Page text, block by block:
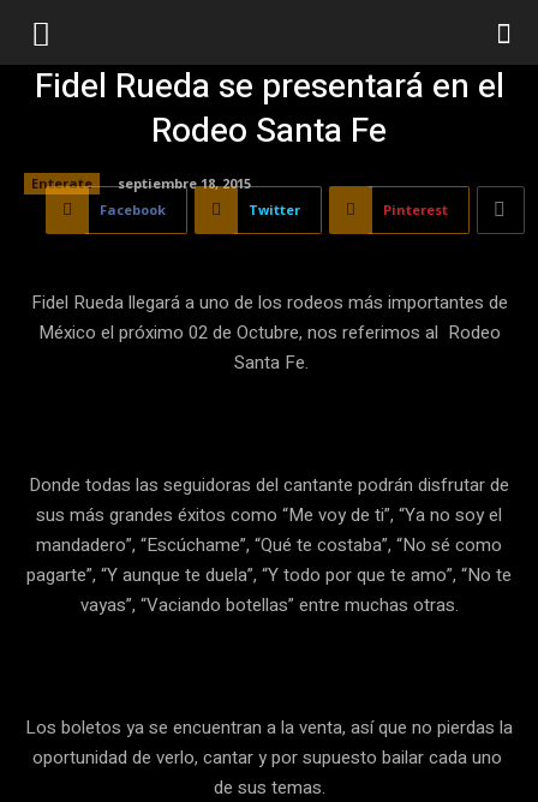
Fidel Rueda se presentará en el
Rodeo Santa Fe
Enterate
septiembre 18, 2015
Facebook
Twitter Pinterest
Fidel Rueda llegará a uno de los rodeos más importantes de
México el próximo 02 de Octubre, nos referimos al Rodeo
Santa Fe.
Donde todas las seguidoras del cantante podrán disfrutar de
sus más grandes éxitos como “Me voy de ti”, “Ya no soy el
mandadero”, “Escúchame”, “Qué te costaba”, “No sé como
pagarte”, “Y aunque te duela”, “Y todo por que te amo”, “No te
vayas”, “Vaciando botellas” entre muchas otras.
Los boletos ya se encuentran a la venta, así que no pierdas la
oportunidad de verlo, cantar y por supuesto bailar cada uno
de sus temas.